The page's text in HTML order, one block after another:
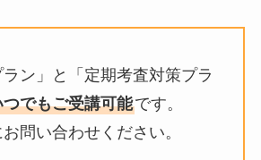
ラン」と「定期考査対策プラ
つでもご受講可能です。
問い合わせください。